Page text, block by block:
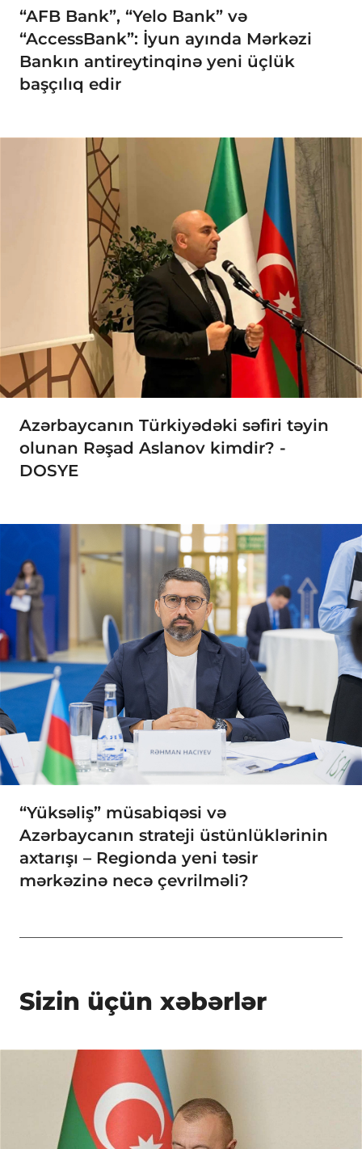
“AFB Bank”, “Yelo Bank” və
“AccessBank”: İyun ayında Mərkəzi
Bankın antireytinqinə yeni üçlük
başçılıq edir
Azərbaycanın Türkiyədəki səfiri təyin
olunan Rəşad Aslanov kimdir? -
DOSYE
“Yüksəliş” müsabiqəsi və
Azərbaycanın strateji üstünlüklərinin
axtarışı – Regionda yeni təsir
mərkəzinə necə çevrilməli?
Sizin üçün xəbərlər